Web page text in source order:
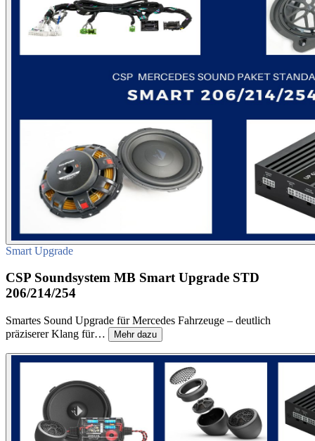
Smart Upgrade
CSP Soundsystem MB Smart Upgrade STD
206/214/254
Smartes Sound Upgrade für Mercedes Fahrzeuge – deutlich
präziserer Klang für…
Mehr dazu